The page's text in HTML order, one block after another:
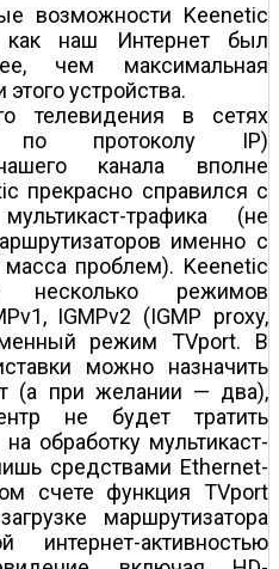
возможности Keenetic
наш Интернет был
чем максимальная
устройства.
телевидения в сетях
по протоколу IP)
канала вполне
прекрасно справился с
трафика (не
именно с
масса проблем). Keenetic
несколько режимов
IGMPv2 (IGMP proxy,
режим TVport. В
можно назначить
(а при желании — два),
не будет тратить
обработку мультикаст-
средствами Ethernet-
счете функция TVport
маршрутизатора
активностью